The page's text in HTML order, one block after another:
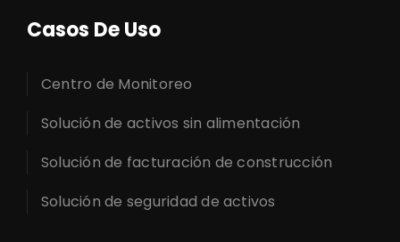
Casos De Uso
Centro de Monitoreo
Solución de activos sin alimentación
Solución de facturación de construcción
Solución de seguridad de activos